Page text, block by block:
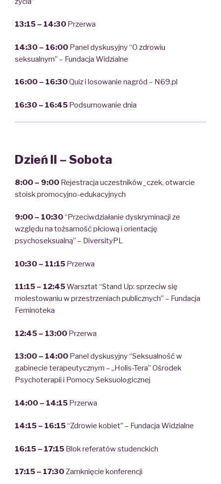
13:15 – 14:30 Przerwa
14:30 – 16:00 Panel dyskusyjny “O zdrowiu
seksualnym” – Fundacja Widzialne
16:00 – 16:30Quiz i losowanie nagród – N69.pl
16:30 – 16:45 Podsumowanie dnia
Dzień II – Sobota
8:00 – 9:00 Rejestracja uczestników_czek, otwarcie
stoisk promocyjno-edukacyjnych
9:00 – 10:30“Przeciwdziałanie dyskryminacji ze
względu na tożsamość płciową i orientację
psychoseksualną” – DiversityPL
10:30 – 11:15 Przerwa
11:15 – 12:45Warsztat “Stand Up: sprzeciw się
molestowaniu w przestrzeniach publicznych” – Fundacja
Feminoteka
12:45 – 13:00 Przerwa
13:00 – 14:00 Panel dyskusyjny “Seksualność w
gabinecie terapeutycznym – „Holis-Tera” Ośrodek
Psychoterapii i Pomocy Seksuologicznej
14:00 – 14:15 Przerwa
14:15 – 16:15“Zdrowie kobiet” – Fundacja Widzialne
16:15 – 17:15 Blok referatów studenckich
17:15 – 17:30Zamknięcie konferencji